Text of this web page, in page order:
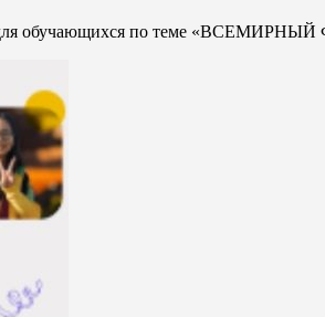
для обучающихся по теме